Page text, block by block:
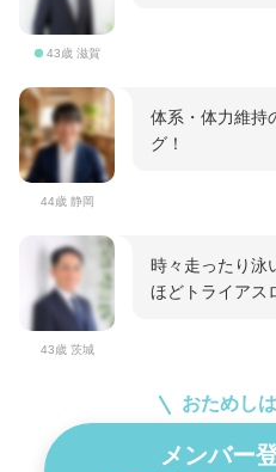
43歳 滋賀
44歳 静岡
体系・体力維持
グ！
43歳 茨城
時々走ったり泳
ほどトライアス
おためし
メンバー